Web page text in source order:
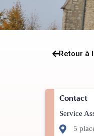
Retour à
Contact
Service
5